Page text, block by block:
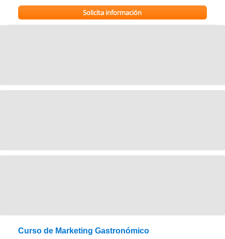
Solicita información
Curso de Marketing Gastronómico